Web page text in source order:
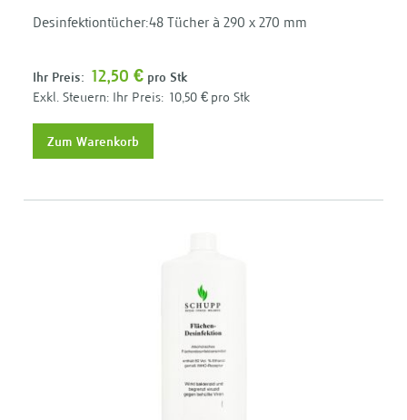
Desinfektiontücher:48 Tücher à 290 x 270 mm
Ihr Preis: 12,50 € pro Stk
Ihr Preis: 10,50 € pro Stk
Zum Warenkorb